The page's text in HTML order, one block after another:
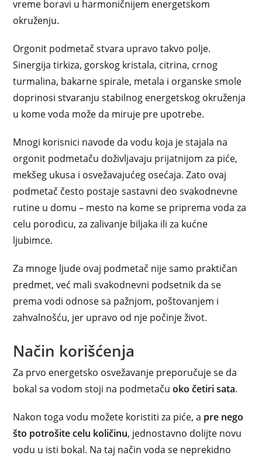
vreme boravi u harmoničnijem energetskom
okruženju.
Orgonit podmetač stvara upravo takvo polje.
Sinergija tirkiza, gorskog kristala, citrina, crnog
turmalina, bakarne spirale, metala i organske smole
doprinosi stvaranju stabilnog energetskog okruženja
u kome voda može da miruje pre upotrebe.
Mnogi korisnici navode da vodu koja je stajala na
orgonit podmetaču doživljavaju prijatnijom za piće,
mekšeg ukusa i osvežavajućeg osećaja. Zato ovaj
podmetač često postaje sastavni deo svakodnevne
rutine u domu – mesto na kome se priprema voda za
celu porodicu, za zalivanje biljaka ili za kućne
ljubimce.
Za mnoge ljude ovaj podmetač nije samo praktičan
predmet, već mali svakodnevni podsetnik da se
prema vodi odnose sa pažnjom, poštovanjem i
zahvalnošću, jer upravo od nje počinje život.
Način korišćenja
Za prvo energetsko osvežavanje preporučuje se da
bokal sa vodom stoji na podmetačuoko četiri sata.
Nakon toga vodu možete koristiti za piće, a pre nego
što potrošite celu količinu, jednostavno dolijte novu
vodu u isti bokal. Na taj način voda se neprekidno